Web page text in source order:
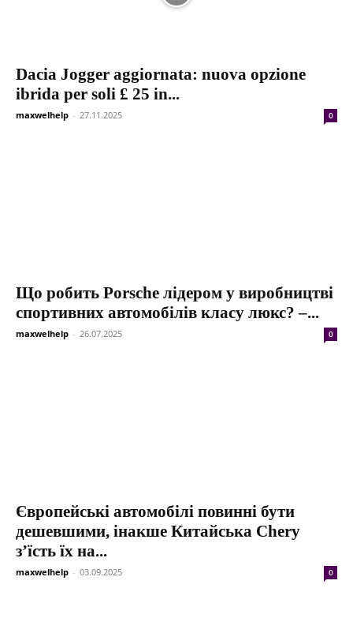
Dacia Jogger aggiornata: nuova opzione
ibrida per soli £ 25 in...
maxwelhelp - 27.11.2025 0
Що робить Porsche лідером у виробництві
спортивних автомобілів класу люкс? –...
maxwelhelp - 26.07.2025 0
Європейські автомобілі повинні бути
дешевшими, інакше Китайська Chery
з’їсть їх на...
maxwelhelp - 03.09.2025 0